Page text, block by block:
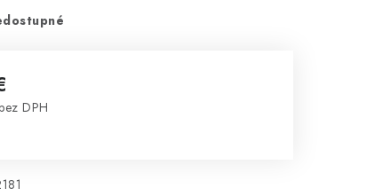
DPH